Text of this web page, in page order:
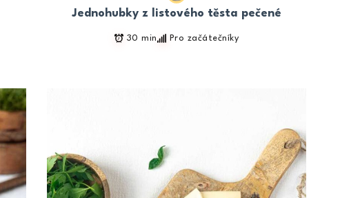
Jednohubky z listového těsta pečené
30 min Pro začátečníky